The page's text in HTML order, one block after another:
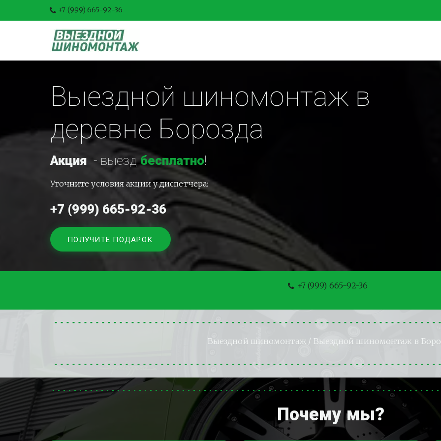
+7 (999) 665-92-36
Выездной шиномонтаж в
деревне Борозда
Акция - выезд бесплатно!
Уточните условия акции у диспетчера:
+7 (999) 665-92-36
ПОЛУЧИТЕ ПОДАРОК
+7 (999) 665-92-36
Выездной шиномонтаж / Выездной шиномонтаж в
Почему мы?